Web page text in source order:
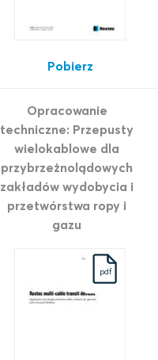
Pobierz
Opracowanie
techniczne: Przepusty
wielokablowe dla
przybrzeżnolądowych
zakładów wydobycia i
przetwórstwa ropy i
gazu
pdf